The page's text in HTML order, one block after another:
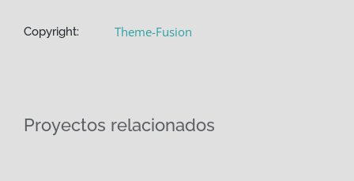
Copyright: Theme-Fusion
Proyectos relacionados